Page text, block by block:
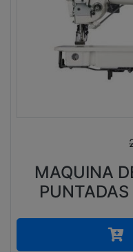
MAQUINA